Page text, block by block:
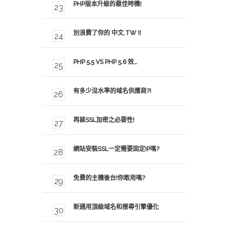
PHP版本升級的最佳時機!
別浪費了你的 中文.TW !!
PHP 5.5 VS PHP 5.6 效…
有多少沒水準的域名供應商?!
再談SSL加密之必要性!
網站安裝SSL一定需要固定IP嗎?
免費的主機後台!你敢用嗎?
新通用頂級域名和搜尋引擎優化